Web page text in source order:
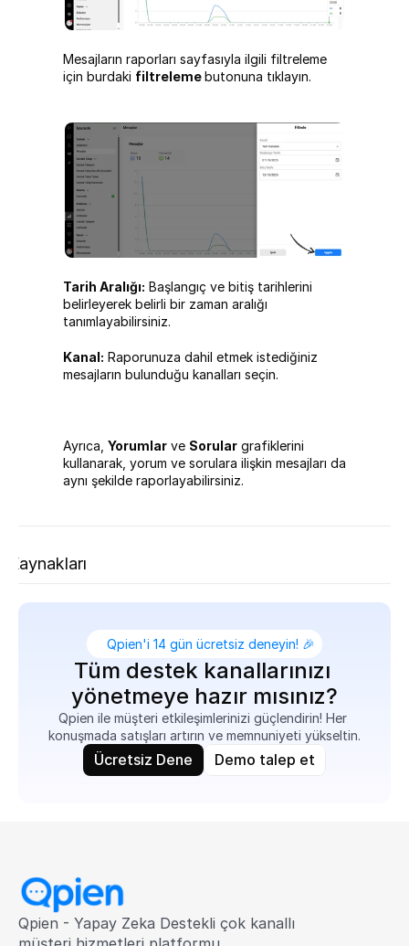
Mesajların raporları sayfasıyla ilgili filtreleme
için burdaki filtreleme butonuna tıklayın.
Tarih Aralığı: Başlangıç ve bitiş tarihlerini
belirleyerek belirli bir zaman aralığı
tanımlayabilirsiniz.
Kanal: Raporunuza dahil etmek istediğiniz
mesajların bulunduğu kanalları seçin.
Ayrıca, Yorumlar ve Sorular grafiklerini
kullanarak, yorum ve sorulara ilişkin mesajları da
aynı şekilde raporlayabilirsiniz.
Kaynakları
Qpien'i 14 gün ücretsiz deneyin! 🎉
Tüm destek kanallarınızı
yönetmeye hazır mısınız?
Qpien ile müşteri etkileşimlerinizi güçlendirin! Her
konuşmada satışları artırın ve memnuniyeti yükseltin.
Ücretsiz Dene Demo talep et
Qpien - Yapay Zeka Destekli çok kanallı